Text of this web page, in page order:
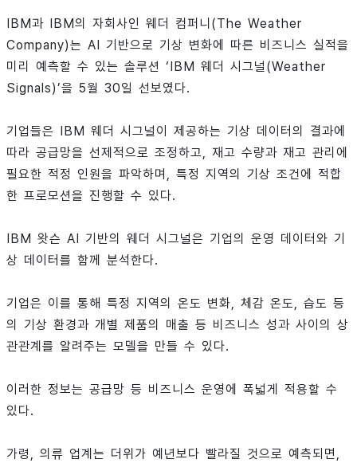
IBM과 IBM의 자회사인 웨더 컴퍼니(The Weather
Company)는 AI 기반으로 기상 변화에 따른 비즈니스 실적을
미리 예측할 수 있는 솔루션 ‘IBM 웨더 시그널(Weather
Signals)’을 5월 30일 선보였다.
기업들은 IBM 웨더 시그널이 제공하는 기상 데이터의 결과에
따라 공급망을 선제적으로 조정하고, 재고 수량과 재고 관리에
필요한 적정 인원을 파악하며, 특정 지역의 기상 조건에 적합
한 프로모션을 진행할 수 있다.
IBM 왓슨 AI 기반의 웨더 시그널은 기업의 운영 데이터와 기
상 데이터를 함께 분석한다.
기업은 이를 통해 특정 지역의 온도 변화, 체감 온도, 습도 등
의 기상 환경과 개별 제품의 매출 등 비즈니스 성과 사이의 상
관관계를 알려주는 모델을 만들 수 있다.
이러한 정보는 공급망 등 비즈니스 운영에 폭넓게 적용할 수
있다.
가령, 의류 업계는 더위가 예년보다 빨라질 것으로 예측되면,